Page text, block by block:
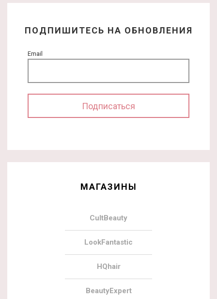
ПОДПИШИТЕСЬ НА ОБНОВЛЕНИЯ
Email
МАГАЗИНЫ
CultBeauty
LookFantastic
HQhair
BeautyExpert